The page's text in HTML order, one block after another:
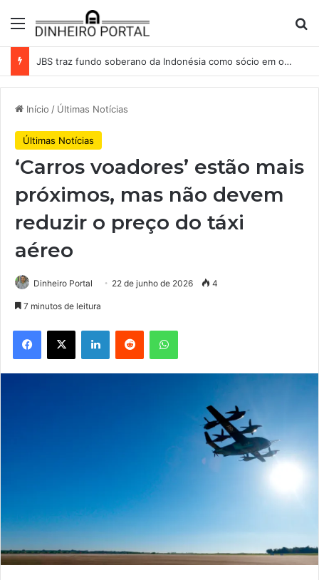
Menu
JBS traz fundo soberano da Indonésia como sócio em operação de US$ 2,5 bilhões
Início / Últimas Notícias
Últimas Notícias
‘Carros voadores’ estão mais
próximos, mas não devem
reduzir o preço do táxi
aéreo
Dinheiro Portal 22 de junho de 2026 4
7 minutos de leitura
Facebook
X LinkedinReddit WhatsApp